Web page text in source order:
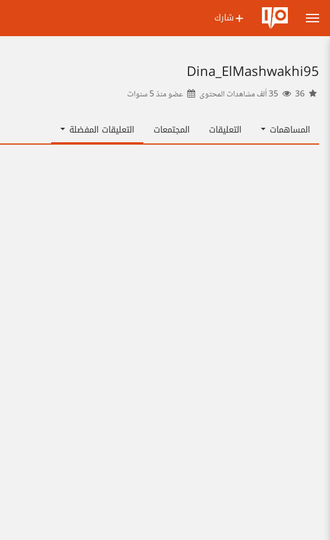
شارك
Dina_ElMashwakhi95
عضو منذ5 سنوات
المساهمات التعليقات المجتمعات التعليقات المفضلة